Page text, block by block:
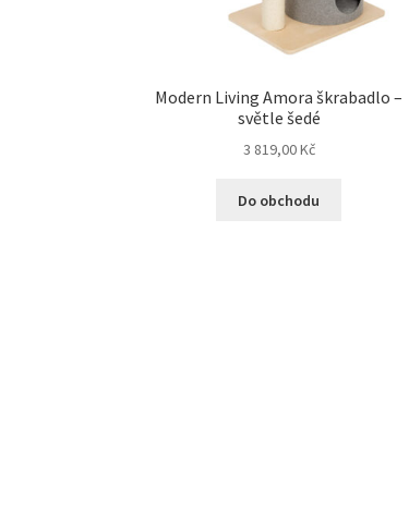
Modern Living Amora škrabadlo –
světle šedé
3 819,00Kč
Do obchodu